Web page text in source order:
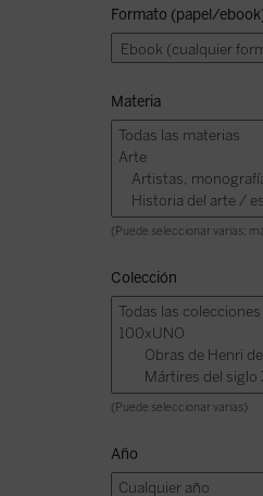
Formato (papel/
Materia
(Puede seleccionar varias:
Colección
(Puede seleccionar varias)
Año